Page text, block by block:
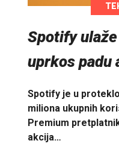
Spotify
uprkos padu
Spotify je u
miliona ukupnih
Premium
akcija…